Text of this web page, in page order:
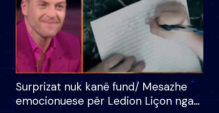
Surprizat nuk kanë fund/ Mesazhe
emocionuese për Ledion Liçon nga